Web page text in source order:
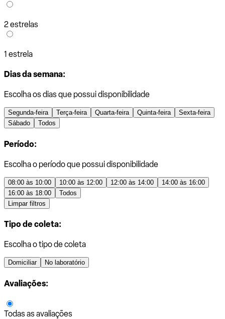
2 estrelas
1 estrela
Dias da semana:
Escolha os dias que possui disponibilidade
Segunda-feira Terça-feira Quarta-feira Quinta-feira
Sexta-feira
Sábado
Todos
Período:
Escolha o período que possui disponibilidade
08:00 às 10:00 10:00 às 12:00 12:00 às 14:00
14:00 às 16:00
16:00 às 18:00
Todos
Limpar filtros
Tipo de coleta:
Escolha o tipo de coleta
Domiciliar No laboratório
Avaliações:
Todas as avaliações